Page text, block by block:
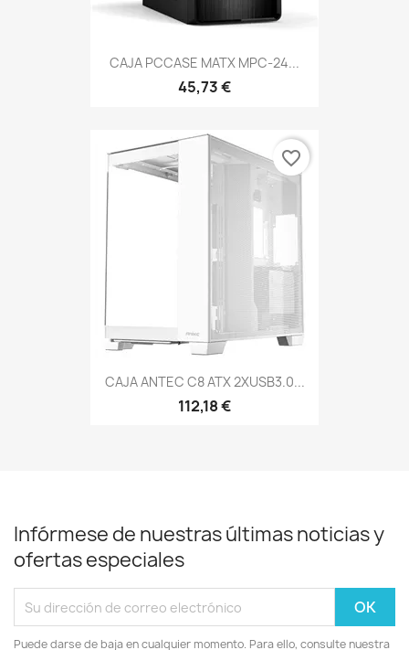
CAJA PCCASE MATX MPC-24...
45,73 €
CAJA ANTEC C8 ATX 2XUSB3.0...
112,18 €
favorite_border
Infórmese de nuestras últimas noticias y
ofertas especiales
Puede darse de baja en cualquier momento. Para ello, consulte nuestra